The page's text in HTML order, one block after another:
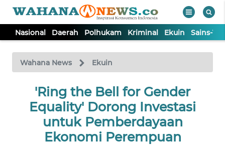
Nasional Daerah Polhukam Kriminal Ekuin Sains-
Wahana News Ekuin
'Ring the Bell for Gender
Equality' Dorong Investasi
untuk Pemberdayaan
Ekonomi Perempuan
TV
Tutup
NASIONAL